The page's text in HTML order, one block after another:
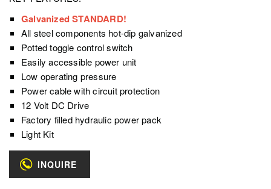
Galvanized STANDARD!
All steel components hot-dip galvanized
Potted toggle control switch
Easily accessible power unit
Low operating pressure
Power cable with circuit protection
12 Volt DC Drive
Factory filled hydraulic power pack
Light Kit
INQUIRE